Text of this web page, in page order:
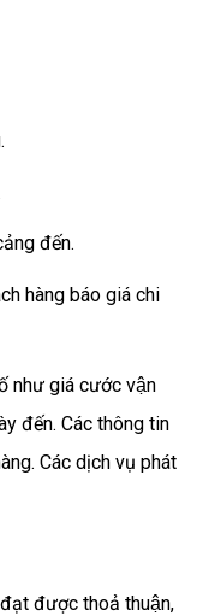
đến.
hàng báo giá chi
như giá cước vận
đến. Các thông tin
Các dịch vụ phát
được thoả thuận,